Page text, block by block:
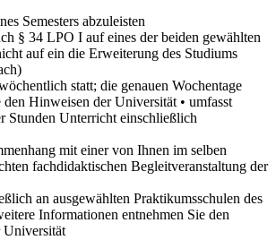
Semesters abzuleisten
§ 34 LPO I auf eines der beiden gewählten
auf ein die Erweiterung des Studiums
statt; die genauen Wochentage
den Hinweisen der Universität • umfasst
Stunden Unterricht einschließlich
mit einer von Ihnen im selben
fachdidaktischen Begleitveranstaltung der
an ausgewählten Praktikumsschulen des
Informationen entnehmen Sie den
Universität